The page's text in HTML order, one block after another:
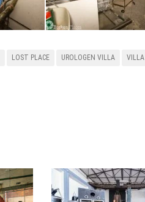
LOST PLACE UROLOGEN VILLA VILLA